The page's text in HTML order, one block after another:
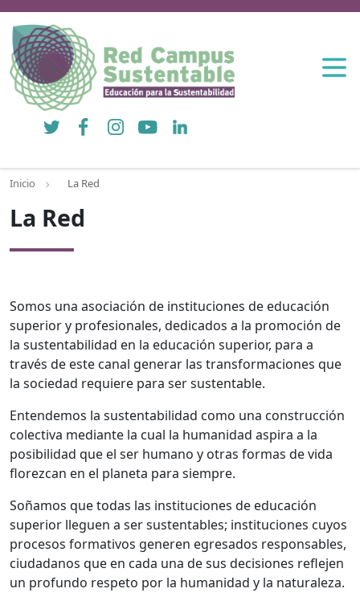
Twitter FacebookInstagramYouTubeLinkedIn
Inicio La Red
La Red
Somos una asociación de instituciones de educación
superior y profesionales, dedicados a la promoción de
la sustentabilidad en la educación superior, para a
través de este canal generar las transformaciones que
la sociedad requiere para ser sustentable.
Entendemos la sustentabilidad como una construcción
colectiva mediante la cual la humanidad aspira a la
posibilidad que el ser humano y otras formas de vida
florezcan en el planeta para siempre.
Soñamos que todas las instituciones de educación
superior lleguen a ser sustentables; instituciones cuyos
procesos formativos generen egresados responsables,
ciudadanos que en cada una de sus decisiones reflejen
un profundo respeto por la humanidad y la naturaleza.